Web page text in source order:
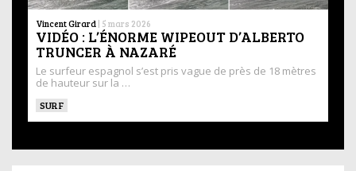
Vincent Girard | 5 mars 2026
VIDÉO : L’ÉNORME WIPEOUT D’ALBERTO
TRUNCER À NAZARÉ
Le surfeur espagnol s’est pris vague de près de 18 mètres
de hauteur sur la …
SURF